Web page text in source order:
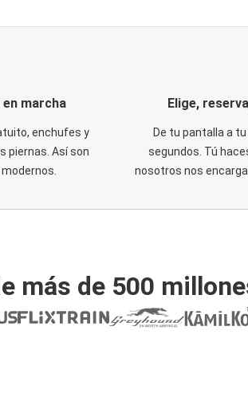
marcha
enchufes y
piernas. Así son
Elige,
De tu pantalla a
segundos. Tú
nosotros nos
más de 500